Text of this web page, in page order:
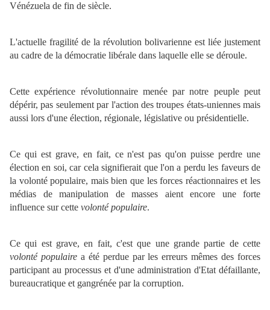
Vénézuela de fin de siècle.
L'actuelle fragilité de la révolution bolivarienne est liée justement
au cadre de la démocratie libérale dans laquelle elle se déroule.
Cette expérience révolutionnaire menée par notre peuple peut
dépérir, pas seulement par l'action des troupes états-uniennes mais
aussi lors d'une élection, régionale, législative ou présidentielle.
Ce qui est grave, en fait, ce n'est pas qu'on puisse perdre une
élection en soi, car cela signifierait que l'on a perdu les faveurs de
la volonté populaire, mais bien que les forces réactionnaires et les
médias de manipulation de masses aient encore une forte
influence sur cette volonté populaire.
Ce qui est grave, en fait, c'est que une grande partie de cette
volonté populaire a été perdue par les erreurs mêmes des forces
participant au processus et d'une administration d'Etat défaillante,
bureaucratique et gangrénée par la corruption.